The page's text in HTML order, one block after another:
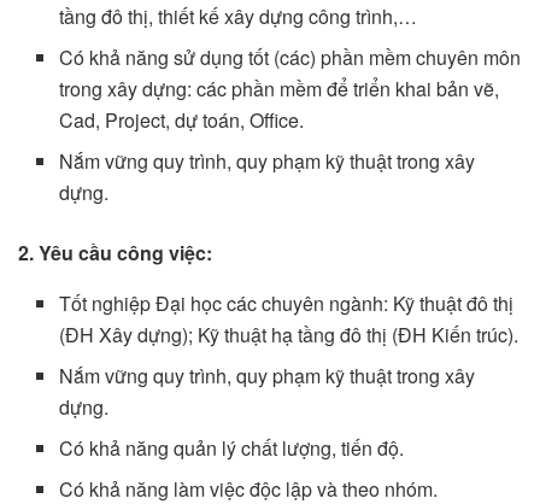
tầng đô thị, thiết kế xây dựng công trình,…
Có khả năng sử dụng tốt (các) phần mềm chuyên môn
trong xây dựng: các phần mềm để triển khai bản vẽ,
Cad, Project, dự toán, Office.
Nắm vững quy trình, quy phạm kỹ thuật trong xây
dựng.
2. Yêu cầu công việc:
Tốt nghiệp Đại học các chuyên ngành: Kỹ thuật đô thị
(ĐH Xây dựng); Kỹ thuật hạ tầng đô thị (ĐH Kiến trúc).
Nắm vững quy trình, quy phạm kỹ thuật trong xây
dựng.
Có khả năng quản lý chất lượng, tiến độ.
Có khả năng làm việc độc lập và theo nhóm.